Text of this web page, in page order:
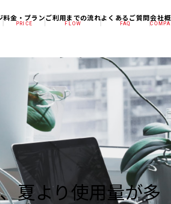
料金・プラン
PRICE
ご利用までの流れ
FLOW
よくあるご質問
FAQ
会社
夏より使用量が多